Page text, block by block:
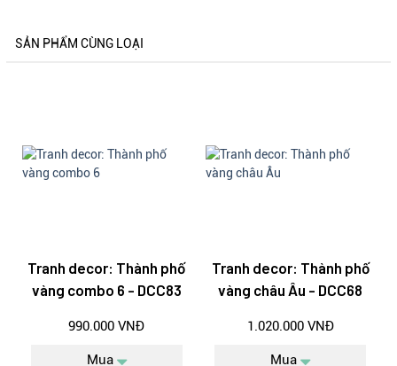
SẢN PHẨM CÙNG LOẠI
Tranh decor: Thành phố
vàng combo 6 - DCC83
990.000 VNĐ
Mua
Tranh decor: Thành phố
vàng châu Âu - DCC68
1.020.000 VNĐ
Mua